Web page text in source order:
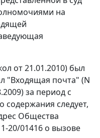
на
от 21.01.2010) был
"Входящая почта" (N
за период с
содержания следует,
Общества
20/01416 о вызове